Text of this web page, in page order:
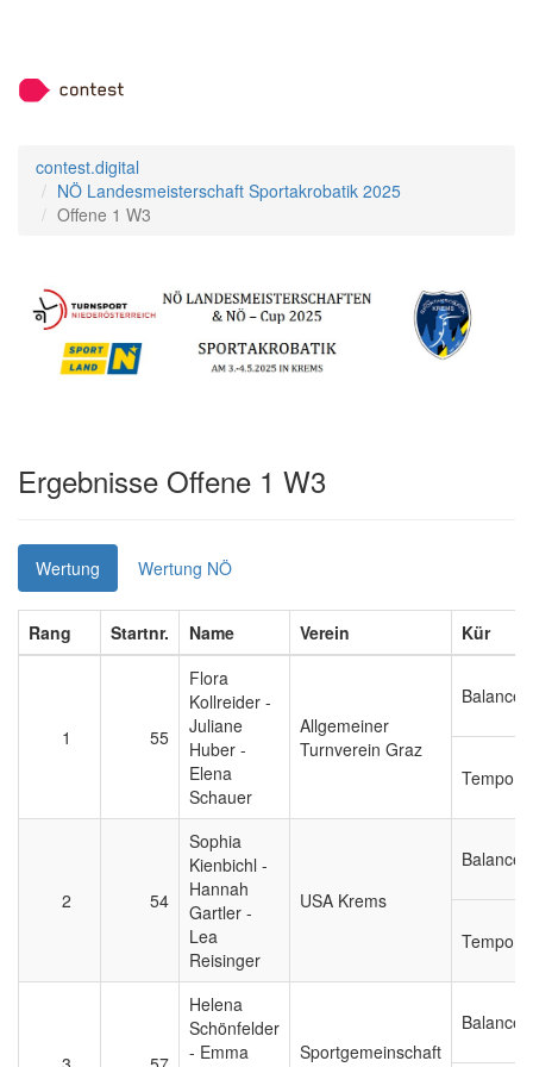
contest.digital
NÖ Landesmeisterschaft Sportakrobatik 2025
Offene 1 W3
Ergebnisse Offene 1 W3
Wertung Wertung NÖ
Rang Startnr. Name Verein Kür
1 55
Flora
Kollreider -
Juliane
Huber -
Elena
Schauer
Allgemeiner
Turnverein Graz
Balance
Tempo
2 54
Sophia
Kienbichl -
Hannah
Gartler -
Lea
Reisinger
USA Krems
Balance
Tempo
Helena
Schönfelder
- Emma
Sportgemeinschaft
Balance